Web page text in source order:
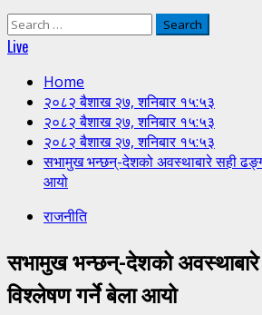
Search
for:
Live
Home
२०८२ बैशाख २७, शनिबार १५:५३
२०८२ बैशाख २७, शनिबार १५:५३
२०८२ बैशाख २७, शनिबार १५:५३
सभामुख भन्छन्-देशको अवस्थाबारे सही
आयो
राजनीति
सभामुख भन्छन्-देशको
विश्लेषण गर्ने बेला आयो